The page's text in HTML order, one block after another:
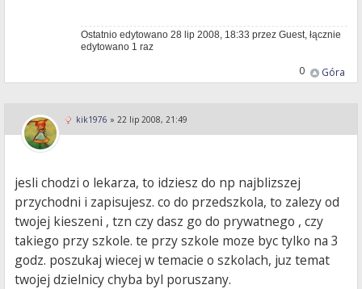
Ostatnio edytowano 28 lip 2008, 18:33 przez Guest, łącznie
edytowano 1 raz
Góra
0
kik1976 » 22 lip 2008, 21:49
jesli chodzi o lekarza, to idziesz do np najblizszej
przychodni i zapisujesz. co do przedszkola, to zalezy od
twojej kieszeni , tzn czy dasz go do prywatnego , czy
takiego przy szkole. te przy szkole moze byc tylko na 3
godz. poszukaj wiecej w temacie o szkolach, juz temat
twojej dzielnicy chyba byl poruszany.